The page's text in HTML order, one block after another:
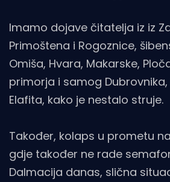
Imamo dojave čitatelja iz iz
Primoštena i Rogoznice,
Omiša, Hvara, Makarske,
primorja i samog
Elafita, kako je nestalo struje.
Također, kolaps u prometu
gdje također ne rade
Dalmacija danas, slična